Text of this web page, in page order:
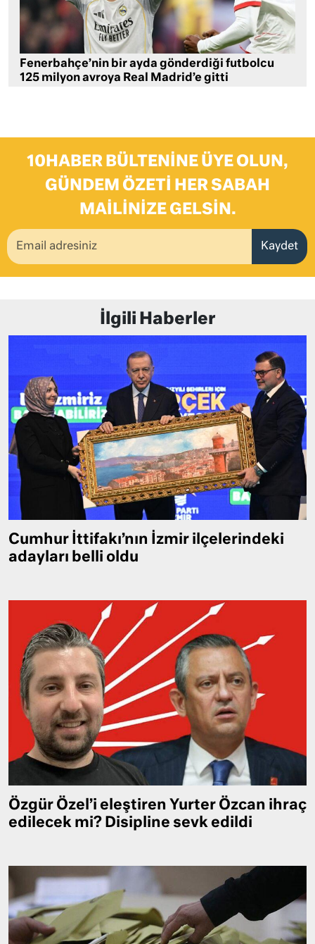
Fenerbahçe’nin bir ayda gönderdiği futbolcu
125 milyon avroya Real Madrid’e gitti
10HABER BÜLTENINE ÜYE OLUN,
GÜNDEM ÖZETI HER SABAH
MAILINIZE GELSIN.
Kaydet
İlgili Haberler
Cumhur İttifakı’nın İzmir ilçelerindeki
adayları belli oldu
Özgür Özel’i eleştiren Yurter Özcan ihraç
edilecek mi? Disipline sevk edildi